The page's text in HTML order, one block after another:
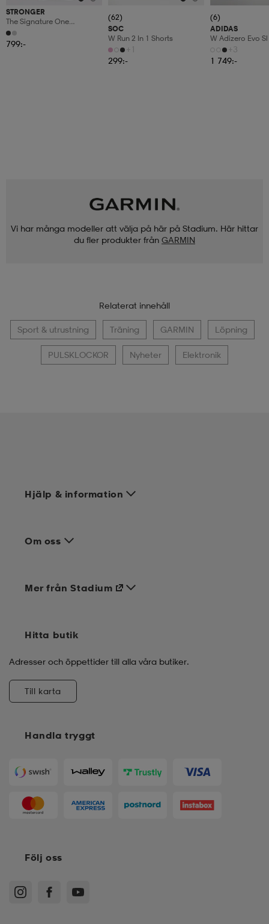
STRONGER
The Signature One
Leggings
799:-
(62)
SOC
W Run 2 In 1 Shorts
+1
299:-
(6)
ADIDAS
W Adizero Evo Sl
+3
1 749:-
Vi har många modeller att välja på här på Stadium. Här hittar
du fler produkter från GARMIN
Relaterat innehåll
Sport & utrustning Träning GARMIN Löpning
PULSKLOCKOR Nyheter Elektronik
Hjälp & information
Om oss
Handla tryggt
Mer från Stadium
Hitta butik
Adresser och öppettider till alla våra butiker.
Till karta
Följ oss